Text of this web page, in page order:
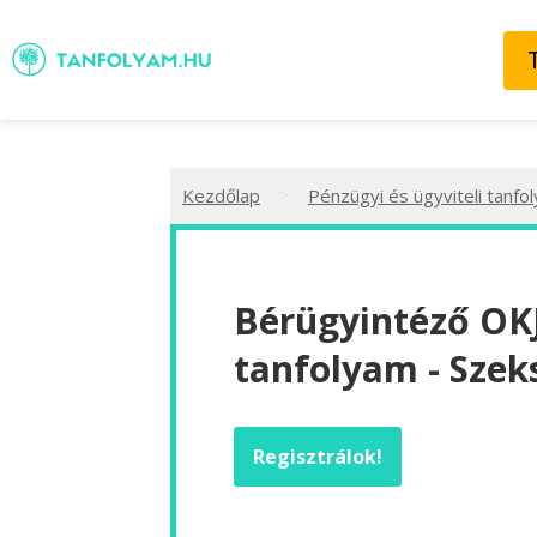
Kezdőlap Pénzügyi és ügyviteli
Bérügyintéző
tanfolyam -
Regisztrálok!